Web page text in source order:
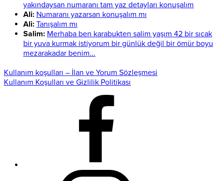
yakındaysan numaranı tam yaz detayları konuşalım
Ali: Numaranı yazarsan konuşalım mı
Ali: Tanışalım mı
Salim: Merhaba ben karabukten salim yaşım 42 bir sıcak
bir yuva kurmak istiyorum bir günlük değil bir ömür boyu
mezarakadar benim...
Kullanım koşulları – İlan ve Yorum Sözleşmesi
Kullanım Koşulları ve Gizlilik Politikası